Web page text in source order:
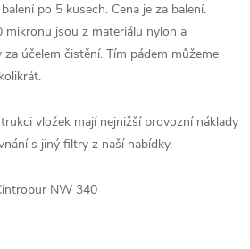
po 5 kusech. Cena je za balení.
mikronu jsou z materiálu nylon a
účelem čistění. Tím pádem můžeme
vložek mají nejnižší provozní náklady
s jiný filtry z naší nabídky.
NW 340